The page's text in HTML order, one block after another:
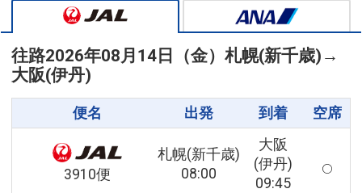
往路2026年08月14日（金） 札幌(新千歳) →
大阪(伊丹)
便名 出発 到着 空席
3910便
札幌(新千歳)
08:00
大阪
(伊丹)
09:45